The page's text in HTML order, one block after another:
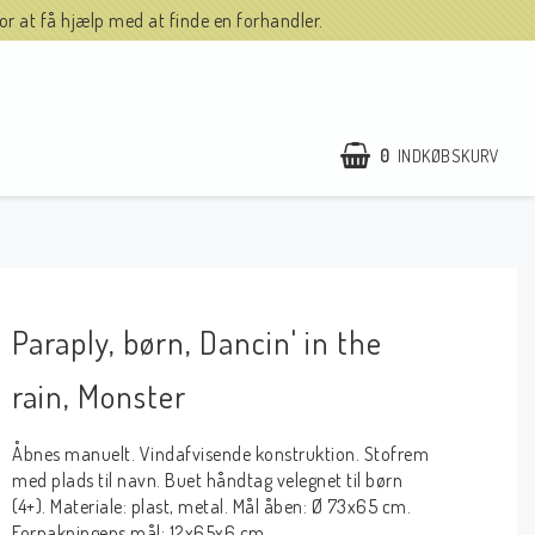
at få hjælp med at finde en forhandler.
0 INDKØBSKURV
Paraply, børn, Dancin' in the
rain, Monster
Åbnes manuelt. Vindafvisende konstruktion. Stofrem
med plads til navn. Buet håndtag velegnet til børn
(4+). Materiale: plast, metal. Mål åben: Ø 73x65 cm.